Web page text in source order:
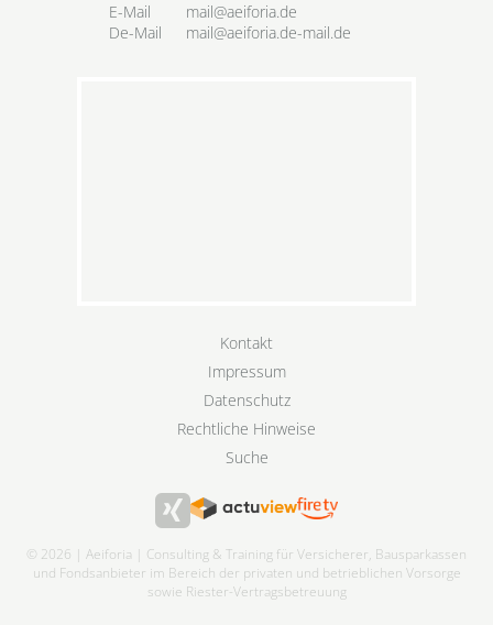
E-Mail
mail@aeiforia.de
De-Mail
mail@aeiforia.de-mail.de
Kontakt
Impressum
Datenschutz
Rechtliche Hinweise
Suche
© 2026 | Aeiforia | Consulting & Training für Versicherer, Bausparkassen
und Fondsanbieter im Bereich der privaten und betrieblichen Vorsorge
sowie Riester-Vertragsbetreuung